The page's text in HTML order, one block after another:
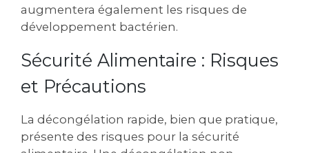
augmentera également les risques de
développement bactérien.
Sécurité Alimentaire : Risques
et Précautions
La décongélation rapide, bien que pratique,
présente des risques pour la sécurité